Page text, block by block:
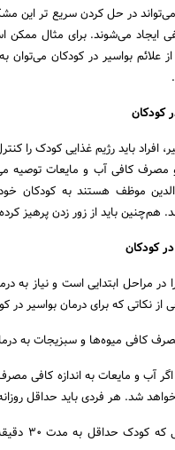
در حل کردن سریع تر این
ایجاد می‌شوند. برای مثال
علائم بواسیر در کودکان
کودکان
افراد باید رژیم غذایی کودک را
مصرف کافی آب و مایعات توصیه
موظف هستند به کودکان
هم‌چنین باید از زور زدن پرهیز
کودکان
در مراحل ابتدایی است و نیاز به
از نکاتی که برای درمان بواسیر
کافی میوه‌ها و سبزیجات به
آب و مایعات به اندازه کافی
هر فردی باید حداقل روزانه ۸ لیوان آب مصرف
حمام